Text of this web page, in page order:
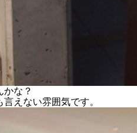
かな？
えない雰囲気です。